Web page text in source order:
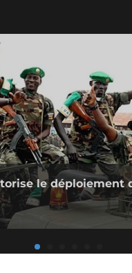
le déploiement